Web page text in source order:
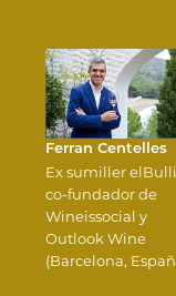
Ferran Centelles
Ex sumiller
co-fundador de
Wineissocial y
Outlook Wine
(Barcelona,